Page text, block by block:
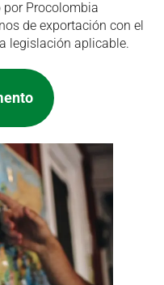
Procolombia
de exportación con el
legislación aplicable.